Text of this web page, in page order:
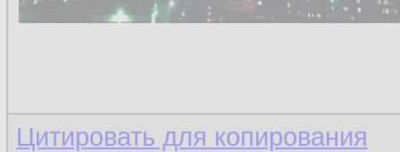
Цитировать для копирования